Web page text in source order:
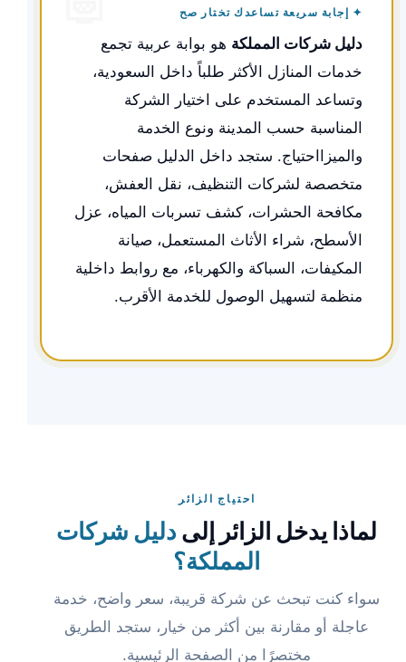
✦ إجابة سريعة تساعدك تختار صح
دليل شركات المملكة هو بوابة عربية تجمع
خدمات المنازل الأكثر طلباً داخل السعودية،
وتساعد المستخدم على اختيار الشركة
المناسبة حسب المدينة ونوع الخدمة
والميزااحتياج. ستجد داخل الدليل صفحات
متخصصة لشركات التنظيف، نقل العفش،
مكافحة الحشرات، كشف تسربات المياه، عزل
الأسطح، شراء الأثاث المستعمل، صيانة
المكيفات، السباكة والكهرباء، مع روابط داخلية
منظمة لتسهيل الوصول للخدمة الأقرب.
احتياج الزائر
لماذا يدخل الزائر إلىدليل شركات
المملكة؟
سواء كنت تبحث عن شركة قريبة، سعر واضح، خدمة
عاجلة أو مقارنة بين أكثر من خيار، ستجد الطريق
مختصرًا من الصفحة الرئيسية.